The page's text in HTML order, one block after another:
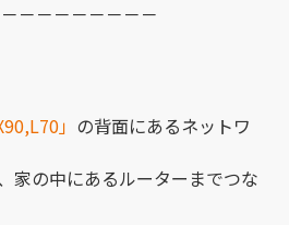
－－－－－－－－
」 の背面にあるネットワ
家の中にあるルーターまでつな